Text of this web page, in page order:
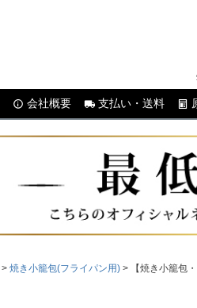
会社概要 支払い・送料
焼き小籠包(フライパン用) 【焼き小籠包